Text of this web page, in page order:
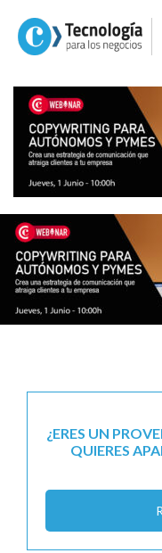
¿ERES UN
QUIERES